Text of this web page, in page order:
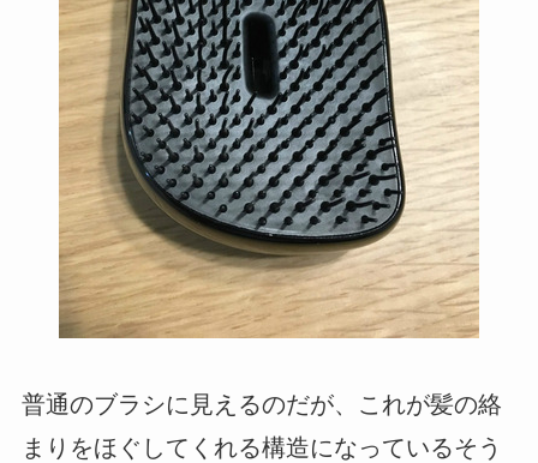
普通のブラシに見えるのだが、これが髪の絡
まりをほぐしてくれる構造になっているそう